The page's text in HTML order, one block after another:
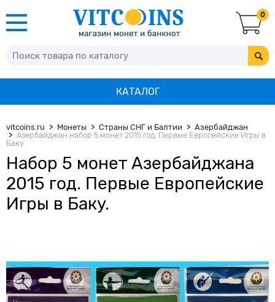
0
КАТАЛОГ
vitcoins.ru Монеты Страны СНГ и Балтии
Азербайджан
Азербайджан набор 5 монет 2015 год. Первые Европейские Игры в
Баку.
Набор 5 монет Азербайджана
2015 год. Первые Европейские
Игры в Баку.